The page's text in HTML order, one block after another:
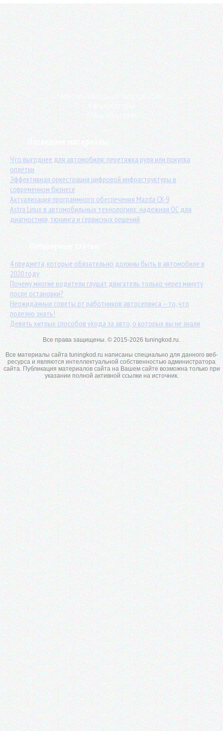
Мастер-классы от TuningKod.ru
Калькуляторы
Обратная связь
Последние материалы:
Что выгоднее для автомобиля: перетяжка руля или покупка
оплётки
Эффективная оркестрация цифровой инфраструктуры в
современном бизнесе
Актуализация программного обеспечения Mazda CX-9
Astra Linux в автомобильных технологиях: надежная ОС для
диагностики, тюнинга и сервисных решений
Популярные статьи:
4 предмета, которые обязательно должны быть в автомобиле в
2020 году
Почему многие водители глушат двигатель только через минуту
после остановки?
Неожиданные советы от работников автосервиса – то, что
полезно знать!
Девять хитрых способов ухода за авто, о которых вы не знали
Все права защищены. © 2015-2026 tuningkod.ru.
Все материалы сайта tuningkod.ru написаны специально для данного веб-
ресурса и являются интеллектуальной собственностью администратора
сайта. Публикация материалов сайта на Вашем сайте возможна только при
указании полной активной ссылки на источник.